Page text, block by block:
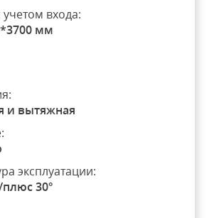
входа:
мм
и вытяжная
эксплуатации:
30°